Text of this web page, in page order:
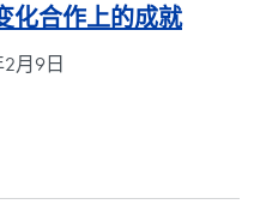
化合作上的成就
月9日